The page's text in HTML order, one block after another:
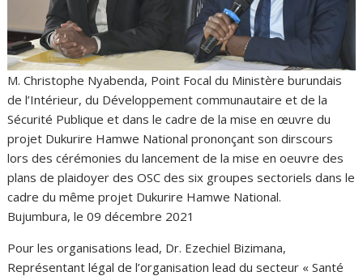
M. Christophe Nyabenda, Point Focal du Ministère burundais
de l’Intérieur, du Développement communautaire et de la
Sécurité Publique et dans le cadre de la mise en œuvre du
projet Dukurire Hamwe National prononçant son dirscours
lors des cérémonies du lancement de la mise en oeuvre des
plans de plaidoyer des OSC des six groupes sectoriels dans le
cadre du même projet Dukurire Hamwe National.
Bujumbura, le 09 décembre 2021
Pour les organisations lead, Dr. Ezechiel Bizimana,
Représentant légal de l’organisation lead du secteur « Santé